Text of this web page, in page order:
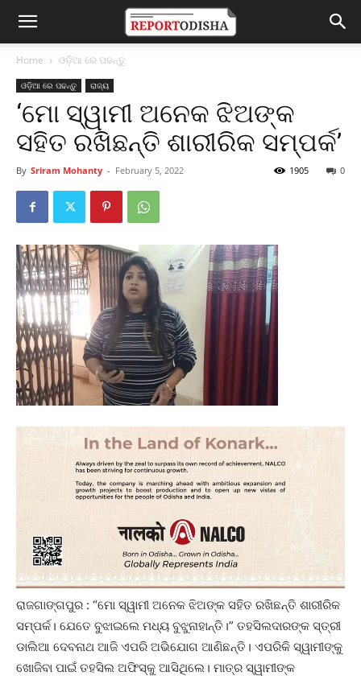
Home ଓଡ଼ିଆ ରେ ପଢନ୍ତୁ
ଓଡ଼ିଆ ରେ ପଢନ୍ତୁ ରାଜ୍ୟ
‘ମୋ ସ୍ୱାମୀ ଅନେକ ଝିଅଙ୍କ
ସହିତ ରଖିଛନ୍ତି ଶାରୀରିକ ସମ୍ପର୍କ’
By Sriram Mohanty - February 5, 2022 0
1905
ରାଜଗାଙ୍ଗପୁର : “ମୋ ସ୍ୱାମୀ ଅନେକ ଝିଅଙ୍କ ସହିତ ରଖିଛନ୍ତି ଶାରୀରିକ
ସମ୍ପର୍କ। ଯେତେ ବୁଝାଇଲେ ମଧ୍ୟ ବୁଝୁନାହାନ୍ତି।” ତହସିଲଦାରଙ୍କ ସ୍ତ୍ରୀ
ଡାଲିଆ ଦେବନାଥ ଆଜି ଏପରି ଅଭିଯୋଗ ଆଣିଛନ୍ତି। ଏପରିକି ସ୍ୱାମୀଙ୍କୁ
ଖୋଜିବା ପାଇଁ ତହସିଲ ଅଫିସ୍‌କୁ ଆସିଥିଲେ। ମାତ୍ର ସ୍ୱାମୀଙ୍କ